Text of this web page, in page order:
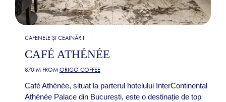
CAFENELE ȘI CEAINĂRII
CAFÉ ATHÉNÉE
870 M FROM ORIGO COFFEE
Café Athénée, situat la parterul hotelului InterContinental
Athénée Palace din București, este o destinație de top